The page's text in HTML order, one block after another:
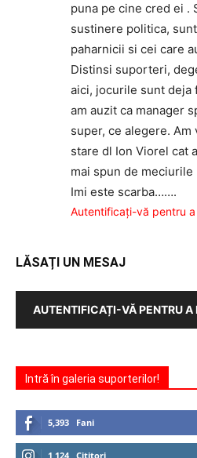
puna pe cine cred ei .
sustinere politica,
paharnicii si cei care
Distinsi suporteri,
aici, jocurile sunt deja
am auzit ca manager
super, ce alegere. Am
stare dl Ion Viorel cat
mai spun de
Imi este scarba…….
Autentificați-vă pentru
LĂSAȚI UN MESAJ
AUTENTIFICAȚI-VĂ PENTRU A
Intră în galeria suporterilor!
5,393 Fani
1,124 Cititori